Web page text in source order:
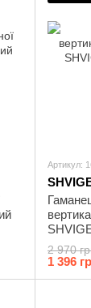
Артикул:
2 970
1 396